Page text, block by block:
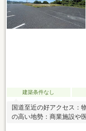
建築条件なし
国道至近の好アクセス：
の高い地勢：商業施設や